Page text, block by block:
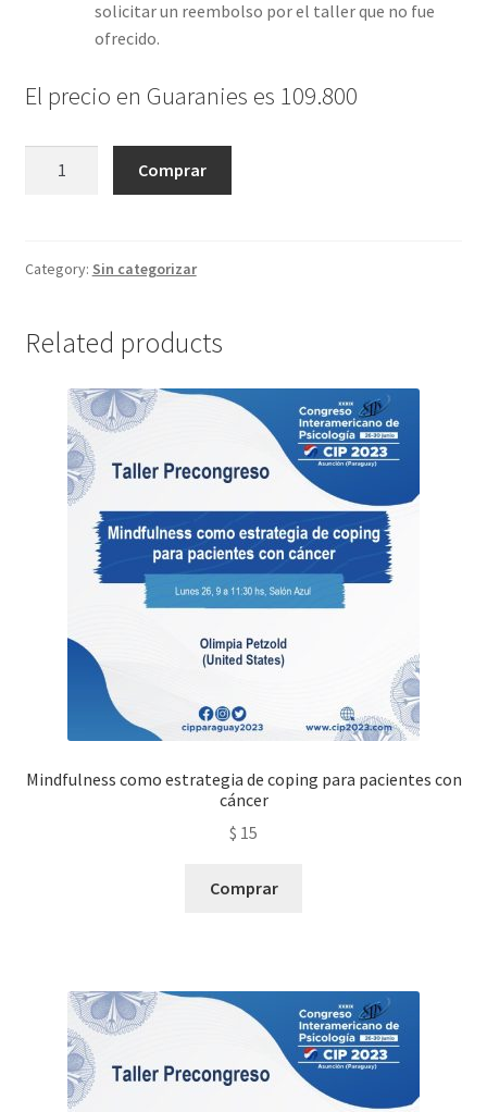
solicitar un reembolso por el taller que no fue
ofrecido.
El precio en Guaranies es 109.800
para
rurales,
indígenas:
aplicaciones,
práctica
Comprar
Category: Sin categorizar
Related products
Mindfulness como estrategia de coping para pacientes con
cáncer
$ 15
Comprar